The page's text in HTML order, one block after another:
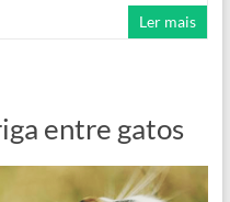
Ler mais
entre gatos